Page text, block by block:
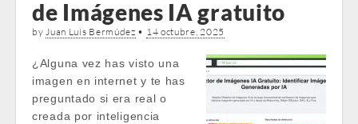
de Imágenes IA gratuito
byJuan Luis Bermúdez • 14 octubre, 2025
¿Alguna vez has visto una
imagen en internet y te has
preguntado si era real o
creada por inteligencia